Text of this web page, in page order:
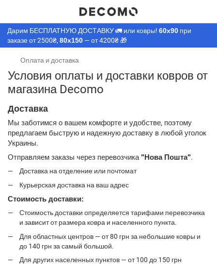
Дарим БЕСПЛАТНУЮ ДОСТАВКУ 🚛 или ковры! 60х90 при
заказе от 2500₴, 80х150 — от 4200₴ 🎁
Оплата и доставка
Условия оплаты и доставки ковров от
магазина Decomo
Доставка
Мы заботимся о вашем комфорте и удобстве, поэтому
предлагаем быструю и надежную доставку в любой уголок
Украины.
Отправляем заказы через перевозчика "Нова Пошта".
Доставка на отделение или почтомат
Курьерская доставка на ваш адрес
Стоимость доставки:
Стоимость доставки определяется тарифами перевозчика
и зависит от размера ковра и населенного пункта.
Для областных центров — от 80 грн за небольшие ковры и
до 140 грн за самый большой.
Для других населенных пунктов — от 100 до 150 грн